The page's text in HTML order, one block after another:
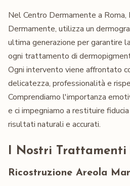
Nel Centro Dermamente a Roma,
Dermamente, utilizza un
ultima generazione per garantire
ogni trattamento di
Ogni intervento viene affrontato
delicatezza, professionalità e
Comprendiamo l'importanza
e ci impegniamo a restituire
risultati naturali e accurati.
I Nostri Trattamenti
Ricostruzione Areola